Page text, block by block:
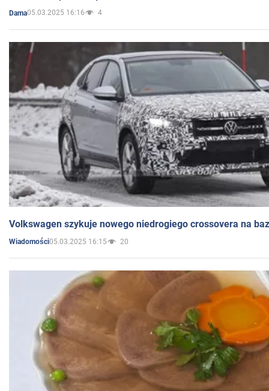
Dama05.03.2025 16:16 4
Volkswagen szykuje nowego niedrogiego crossovera na
Wiadomości05.03.2025 16:15 20